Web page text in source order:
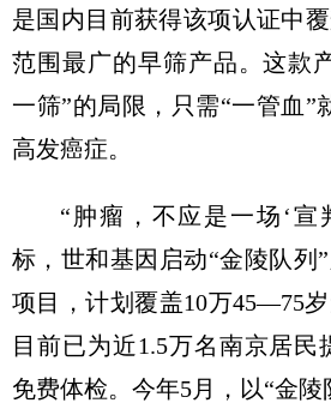
是国内目前获得该项认证中
范围最广的早筛产品。这款
一筛”的局限，只需“一管血”
高发癌症。
“肿瘤，不应是一场‘宣
标，世和基因启动“金陵队列
项目，计划覆盖10万45—75
目前已为近1.5万名南京居民
免费体检。今年5月，以“金